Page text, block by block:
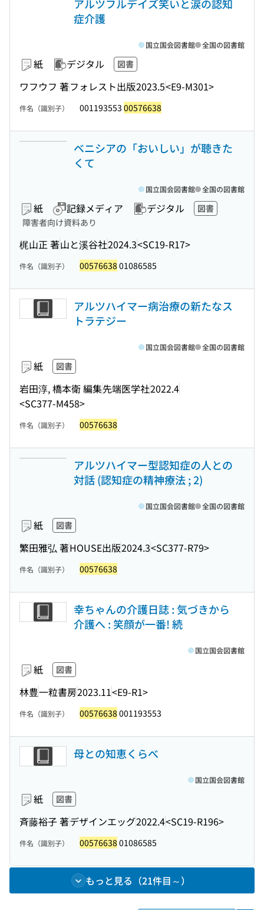
アルツフルデイズ笑いと涙の認知
症介護
紙 デジタル 図書
ワフウフ 著フォレスト出版2023.5<E9-M301>
国立国会図書館 全国の図書館
件名（識別子） 001193553 00576638
ベニシアの「おいしい」が聴きた
くて
紙 記録メディア デジタル
図書
障害者向け資料あり
梶山正 著山と溪谷社2024.3<SC19-R17>
国立国会図書館 全国の図書館
件名（識別子） 00576638 01086585
アルツハイマー病治療の新たなス
トラテジー
紙 図書
岩田淳, 橋本衛 編集先端医学社2022.4
<SC377-M458>
国立国会図書館 全国の図書館
件名（識別子） 00576638
アルツハイマー型認知症の人との
対話 (認知症の精神療法 ; 2)
紙 図書
繁田雅弘 著HOUSE出版2024.3<SC377-R79>
国立国会図書館 全国の図書館
件名（識別子） 00576638
幸ちゃんの介護日誌 : 気づきから
介護へ : 笑顔が一番! 続
紙 図書
林豊一粒書房2023.11<E9-R1>
国立国会図書館
件名（識別子） 00576638 001193553
母との知恵くらべ
紙 図書
斉藤裕子 著デザインエッグ2022.4<SC19-R196>
国立国会図書館
件名（識別子） 00576638 01086585
もっと見る（21件目～）